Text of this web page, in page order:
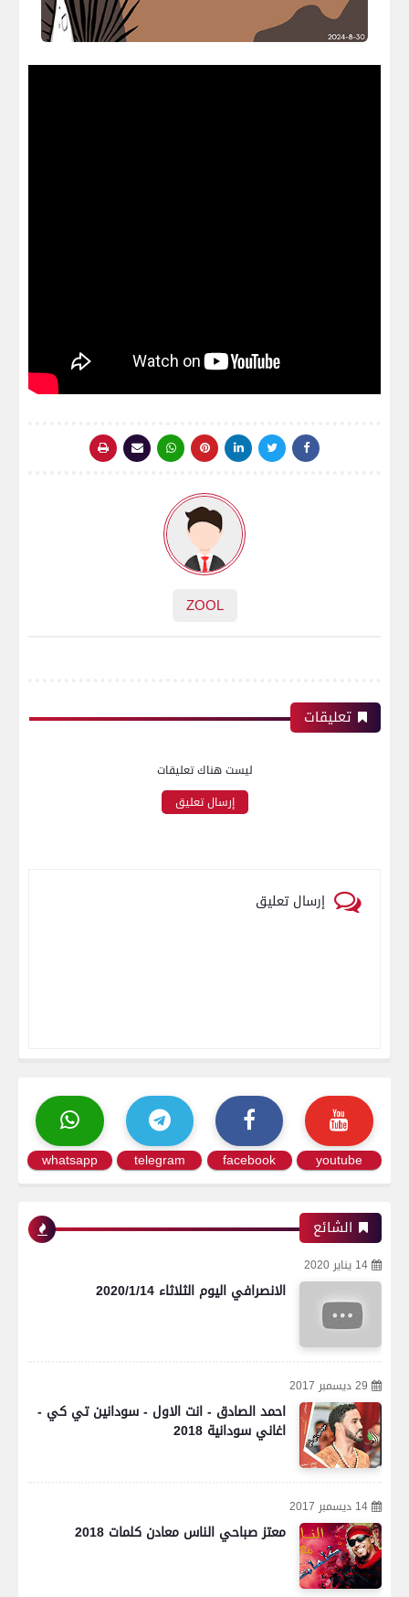
ZOOL
تعليقات
ليست هناك تعليقات
إرسال تعليق
إرسال تعليق
youtube
facebook
telegram
whatsapp
الشائع
14 يناير 2020
الانصرافي اليوم الثلاثاء 2020/1/14
29 ديسمبر 2017
احمد الصادق - انت الاول - سودانين تي كي -
اغاني سودانية 2018
14 ديسمبر 2017
معتز صباحي الناس معادن كلمات 2018